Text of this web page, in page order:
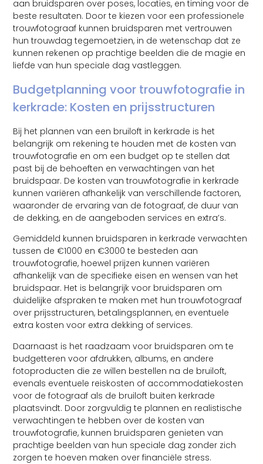
aan bruidsparen over poses, locaties, en timing voor de
beste resultaten. Door te kiezen voor een professionele
trouwfotograaf kunnen bruidsparen met vertrouwen
hun trouwdag tegemoetzien, in de wetenschap dat ze
kunnen rekenen op prachtige beelden die de magie en
liefde van hun speciale dag vastleggen.
Budgetplanning voor trouwfotografie in
kerkrade: Kosten en prijsstructuren
Bij het plannen van een bruiloft in kerkrade is het
belangrijk om rekening te houden met de kosten van
trouwfotografie en om een budget op te stellen dat
past bij de behoeften en verwachtingen van het
bruidspaar. De kosten van trouwfotografie in kerkrade
kunnen variëren afhankelijk van verschillende factoren,
waaronder de ervaring van de fotograaf, de duur van
de dekking, en de aangeboden services en extra’s.
Gemiddeld kunnen bruidsparen in kerkrade verwachten
tussen de €1000 en €3000 te besteden aan
trouwfotografie, hoewel prijzen kunnen variëren
afhankelijk van de specifieke eisen en wensen van het
bruidspaar. Het is belangrijk voor bruidsparen om
duidelijke afspraken te maken met hun trouwfotograaf
over prijsstructuren, betalingsplannen, en eventuele
extra kosten voor extra dekking of services.
Daarnaast is het raadzaam voor bruidsparen om te
budgetteren voor afdrukken, albums, en andere
fotoproducten die ze willen bestellen na de bruiloft,
evenals eventuele reiskosten of accommodatiekosten
voor de fotograaf als de bruiloft buiten kerkrade
plaatsvindt. Door zorgvuldig te plannen en realistische
verwachtingen te hebben over de kosten van
trouwfotografie, kunnen bruidsparen genieten van
prachtige beelden van hun speciale dag zonder zich
zorgen te hoeven maken over financiële stress.